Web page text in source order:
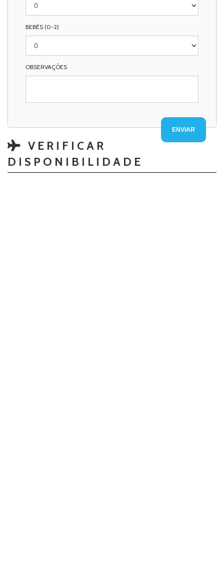
BEBÉS (0-2)
OBSERVAÇÕES
VERIFICAR
DISPONIBILIDADE